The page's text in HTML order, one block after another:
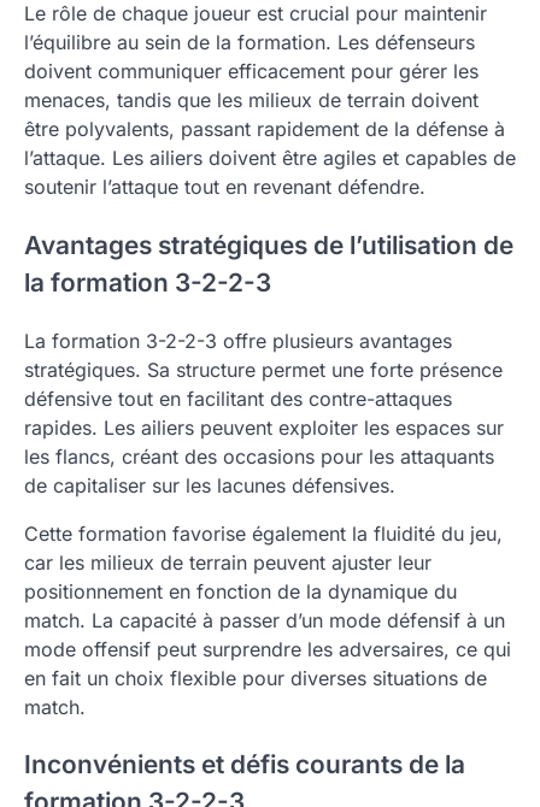
Le rôle de chaque joueur est crucial pour maintenir
l’équilibre au sein de la formation. Les défenseurs
doivent communiquer efficacement pour gérer les
menaces, tandis que les milieux de terrain doivent
être polyvalents, passant rapidement de la défense à
l’attaque. Les ailiers doivent être agiles et capables de
soutenir l’attaque tout en revenant défendre.
Avantages stratégiques de l’utilisation de
la formation 3-2-2-3
La formation 3-2-2-3 offre plusieurs avantages
stratégiques. Sa structure permet une forte présence
défensive tout en facilitant des contre-attaques
rapides. Les ailiers peuvent exploiter les espaces sur
les flancs, créant des occasions pour les attaquants
de capitaliser sur les lacunes défensives.
Cette formation favorise également la fluidité du jeu,
car les milieux de terrain peuvent ajuster leur
positionnement en fonction de la dynamique du
match. La capacité à passer d’un mode défensif à un
mode offensif peut surprendre les adversaires, ce qui
en fait un choix flexible pour diverses situations de
match.
Inconvénients et défis courants de la